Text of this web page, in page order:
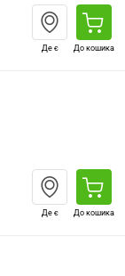
Де є До кошика
Де є До кошика